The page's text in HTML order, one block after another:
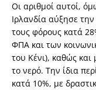
Οι αριθμοί αυτοί,
Ιρλανδία αύξησε
τους φόρους κατά
ΦΠΑ και των
του Κένι), καθώς και
το νερό. Την ίδια
κατά 10%, με